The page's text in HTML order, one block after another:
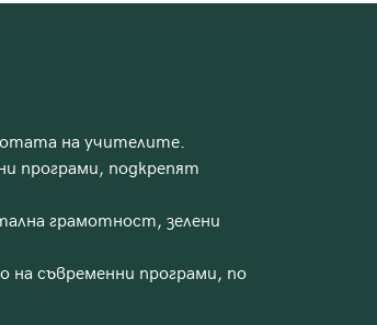
на учителите.
програми, подкрепят
грамотност, зелени
на съвременни програми, по